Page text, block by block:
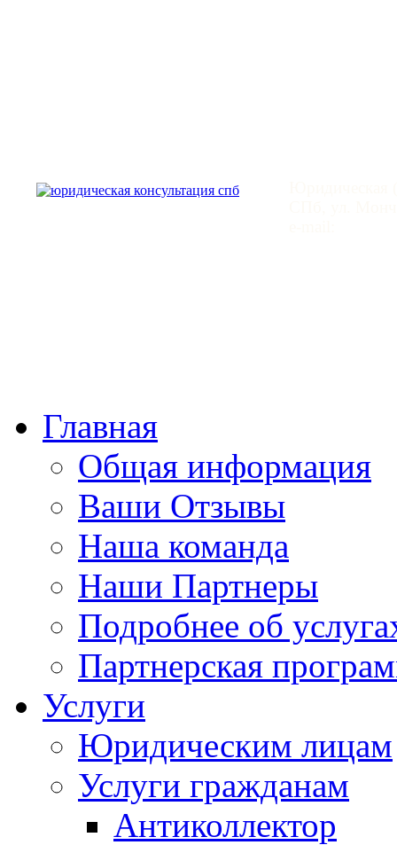
Главная
Общая информация
Ваши Отзывы
Наша команда
Наши Партнеры
Подробнее об
Партнерская
Услуги
Юридическим лицам
Услуги гражданам
Антиколлектор